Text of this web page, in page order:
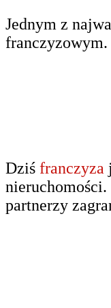
Jednym z
franczyzowym.
Dziś franczyza
partnerzy